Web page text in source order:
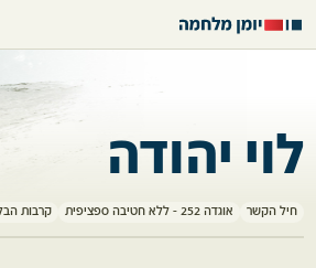
לוי יהודה
חיל הקשר אוגדה 252 - ללא חטיבה ספציפית קרבות